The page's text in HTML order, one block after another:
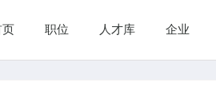
页 职位 人才库 企业